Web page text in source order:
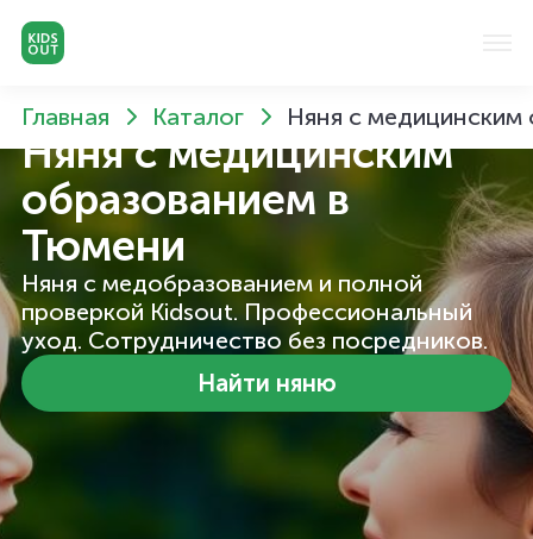
Главная Каталог Няня с
Няня с медицинским
образованием в
Тюмени
Няня с медобразованием и полной
проверкой Kidsout. Профессиональный
уход. Сотрудничество без посредников.
Найти няню